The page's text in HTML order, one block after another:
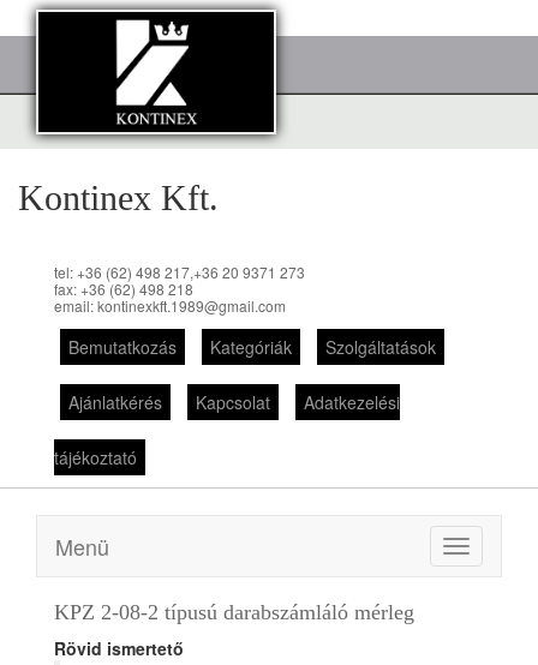
Kontinex Kft.
tel: +36 (62) 498 217,+36 20 9371 273
fax: +36 (62) 498 218
email: kontinexkft.1989@gmail.com
Bemutatkozás Kategóriák Szolgáltatások
Ajánlatkérés Kapcsolat Adatkezelési
tájékoztató
Toggle
navigation
Menü
KPZ 2-08-2 típusú darabszámláló mérleg
Rövid ismertető